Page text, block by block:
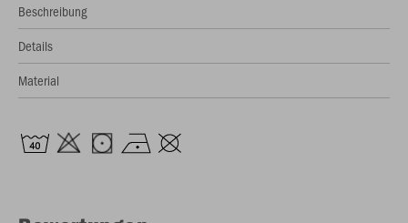
Beschreibung
Details
Material